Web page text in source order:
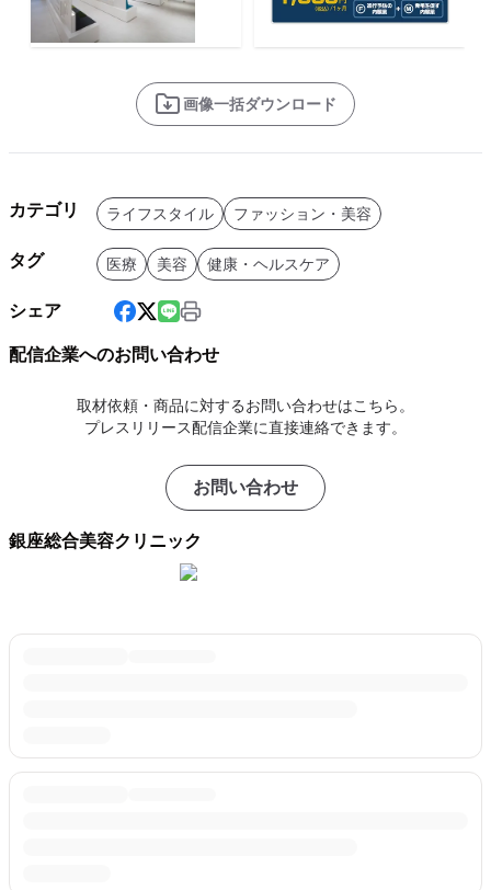
画像一括ダウンロード
カテゴリ ライフスタイル ファッション・美容
タグ 医療 美容 健康・ヘルスケア
シェア
配信企業へのお問い合わせ
取材依頼・商品に対するお問い合わせはこちら。
プレスリリース配信企業に直接連絡できます。
お問い合わせ
銀座総合美容クリニック